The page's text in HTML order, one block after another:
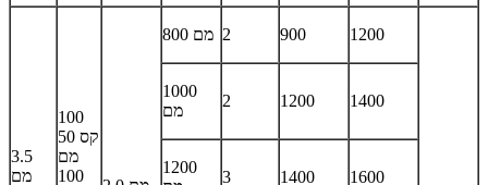
3.5
מם
100
קס 50
מם
100
800 מם 2 900 1200
1000
מם
2 1200 1400
1200
3 1400 1600